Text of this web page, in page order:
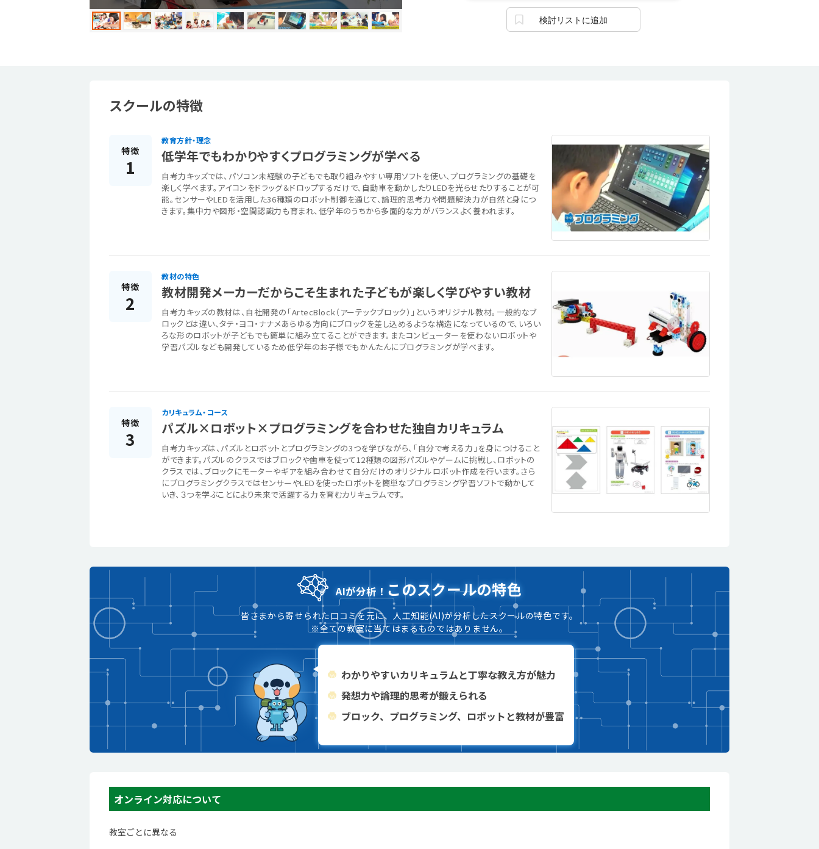
検討リストに追加
スクールの特徴
特徴
1
教育方針・理念
低学年でもわかりやすくプログラミングが学べる
自考力キッズでは、パソコン未経験の子どもでも取り組みやすい専用ソフトを使い、プログラミングの基礎を
楽しく学べます。アイコンをドラッグ＆ドロップするだけで、自動車を動かしたりLEDを光らせたりすることが可
能。センサーやLEDを活用した36種類のロボット制御を通じて、論理的思考力や問題解決力が自然と身につ
きます。集中力や図形・空間認識力も育まれ、低学年のうちから多面的な力がバランスよく養われます。
特徴
2
教材の特色
教材開発メーカーだからこそ生まれた子どもが楽しく学びやすい教材
自考力キッズの教材は、自社開発の「ArtecBlock（アーテックブロック）」というオリジナル教材。一般的なブ
ロックとは違い、タテ・ヨコ・ナナメあらゆる方向にブロックを差し込めるような構造になっているので、いろい
ろな形のロボットが子どもでも簡単に組み立てることができます。またコンピューターを使わないロボットや
学習パズルなども開発しているため低学年のお子様でもかんたんにプログラミングが学べます。
特徴
3
カリキュラム・コース
パズル×ロボット×プログラミングを合わせた独自カリキュラム
自考力キッズは、パズルとロボットとプログラミングの3つを学びながら、「自分で考える力」を身につけること
ができます。パズルのクラスではブロックや歯車を使って12種類の図形パズルやゲームに挑戦し、ロボットの
クラスでは、ブロックにモーターやギアを組み合わせて自分だけのオリジナルロボット作成を行います。さら
にプログラミングクラスではセンサーやLEDを使ったロボットを簡単なプログラミング学習ソフトで動かして
いき、３つを学ぶことにより未来で活躍する力を育むカリキュラムです。
AIが分析！ このスクールの特色
皆さまから寄せられた口コミを元に、人工知能(AI)が分析したスクールの特色です。
※全ての教室に当てはまるものではありません。
わかりやすいカリキュラムと丁寧な教え方が魅力
発想力や論理的思考が鍛えられる
ブロック、プログラミング、ロボットと教材が豊富
オンライン対応について
教室ごとに異なる